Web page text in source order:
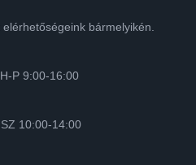
bármelyikén.
P 9:00-16:00
10:00-14:00